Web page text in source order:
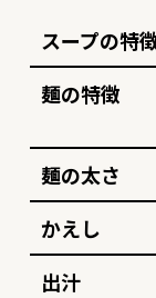
スープの特
麺の特徴
麺の太さ
かえし
出汁